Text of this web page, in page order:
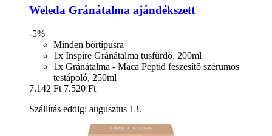
Weleda Gránátalma ajándékszett
-5%
Minden bőrtípusra
1x Inspire Gránátalma tusfürdő, 200ml
1x Gránátalma - Maca Peptid feszesítő szérumos
testápoló, 250ml
7.142 Ft 7.520 Ft
Szállítás eddig: augusztus 13.